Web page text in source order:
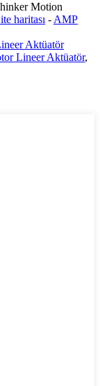
Motion
haritası - AMP
Aktüatör
Lineer Aktüatör,